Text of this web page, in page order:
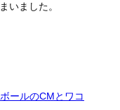
いました。
ールのCMとワコ